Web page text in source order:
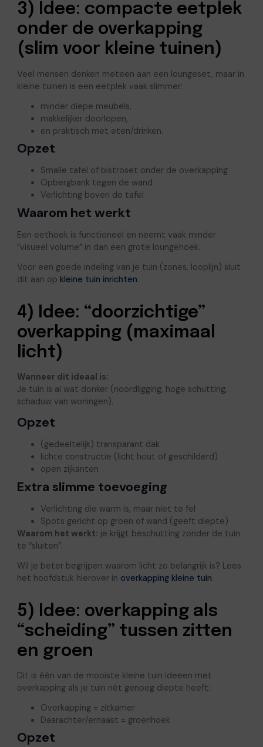
3) Idee: compacte eetplek
onder de overkapping
(slim voor kleine tuinen)
Veel mensen denken meteen aan een loungeset, maar in
kleine tuinen is een eetplek vaak slimmer:
minder diepe meubels,
makkelijker doorlopen,
en praktisch met eten/drinken.
Opzet
Smalle tafel of bistroset onder de overkapping
Opbergbank tegen de wand
Verlichting boven de tafel
Waarom het werkt
Een eethoek is functioneel en neemt vaak minder
“visueel volume” in dan een grote loungehoek.
Voor een goede indeling van je tuin (zones, looplijn) sluit
dit aan op kleine tuin inrichten.
4) Idee: “doorzichtige”
overkapping (maximaal
licht)
Wanneer dit ideaal is:
Je tuin is al wat donker (noordligging, hoge schutting,
schaduw van woningen).
Opzet
(gedeeltelijk) transparant dak
lichte constructie (licht hout of geschilderd)
open zijkanten
Extra slimme toevoeging
Verlichting die warm is, maar niet te fel
Spots gericht op groen of wand (geeft diepte)
Waarom het werkt: je krijgt beschutting zonder de tuin
te “sluiten”.
Wil je beter begrijpen waarom licht zo belangrijk is? Lees
het hoofdstuk hierover in overkapping kleine tuin.
5) Idee: overkapping als
“scheiding” tussen zitten
en groen
Dit is één van de mooiste kleine tuin ideeen met
overkapping als je tuin nét genoeg diepte heeft:
Overkapping = zitkamer
Daarachter/ernaast = groenhoek
Opzet